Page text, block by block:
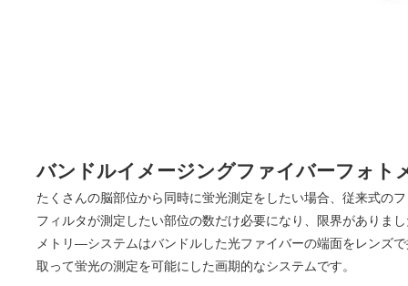
バンドルイメージングファイバーフォ
たくさんの脳部位から同時に蛍光測定をしたい場合、従来式の
フィルタが測定したい部位の数だけ必要になり、限界がありま
メトリ―システムはバンドルした光ファイバーの端面をレンズ
取って蛍光の測定を可能にした画期的なシステムです。